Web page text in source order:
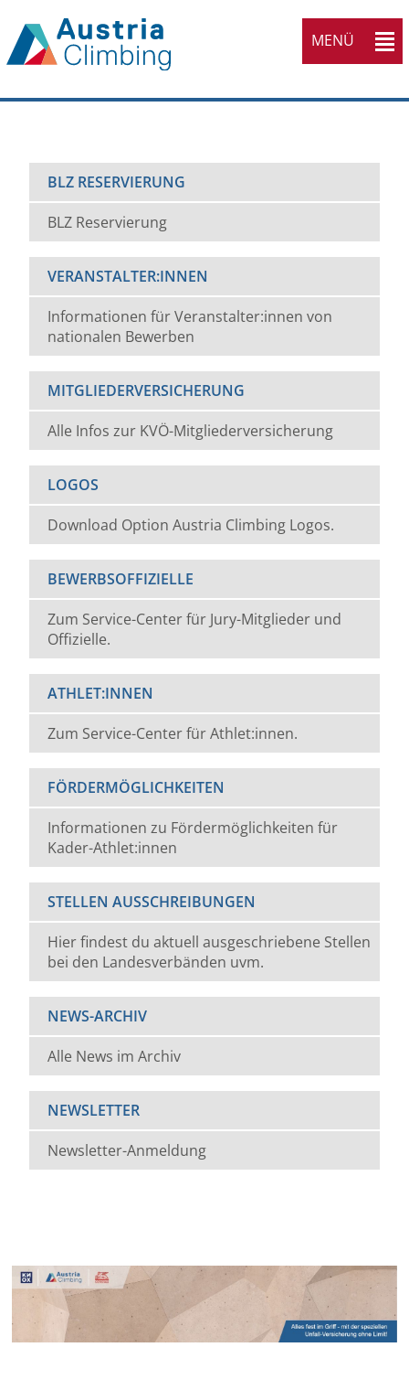
MENÜ
BLZ RESERVIERUNG
BLZ Reservierung
VERANSTALTER:INNEN
Informationen für Veranstalter:innen von
nationalen Bewerben
MITGLIEDERVERSICHERUNG
Alle Infos zur KVÖ-Mitgliederversicherung
LOGOS
Download Option Austria Climbing Logos.
BEWERBSOFFIZIELLE
Zum Service-Center für Jury-Mitglieder und
Offizielle.
ATHLET:INNEN
Zum Service-Center für Athlet:innen.
FÖRDERMÖGLICHKEITEN
Informationen zu Fördermöglichkeiten für
Kader-Athlet:innen
STELLEN AUSSCHREIBUNGEN
Hier findest du aktuell ausgeschriebene Stellen
bei den Landesverbänden uvm.
NEWS-ARCHIV
Alle News im Archiv
NEWSLETTER
Newsletter-Anmeldung